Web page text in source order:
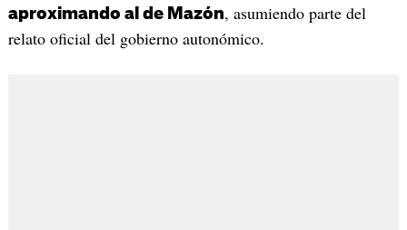
aproximando al de Mazón, asumiendo parte del
relato oficial del gobierno autonómico.